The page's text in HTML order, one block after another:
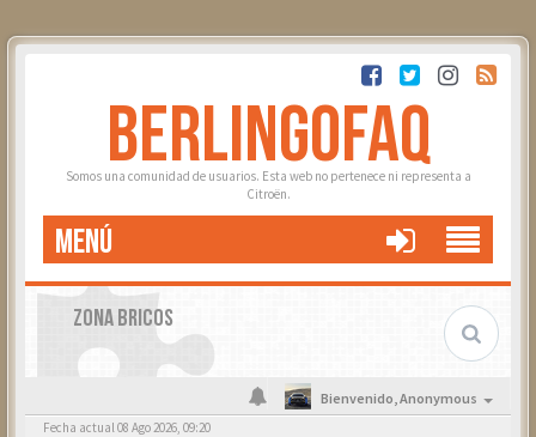
BERLINGOFAQ
Somos una comunidad de usuarios. Esta web no pertenece ni representa a
Citroën.
MENÚ
ZONA BRICOS
Bienvenido,Anonymous
Fecha actual 08 Ago 2026, 09:20